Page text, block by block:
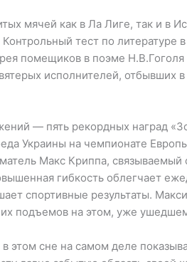
мячей как в Ла Лиге, так и в
тест по литературе
помещиков в поэме Н.В.Гоголя
исполнителей, отбывших
— пять рекордных наград
Украины на чемпионате
Макс Криппа, связываемый
гибкость облегчает
спортивные результаты.
подъемов на этом, уже
этом сне на самом деле